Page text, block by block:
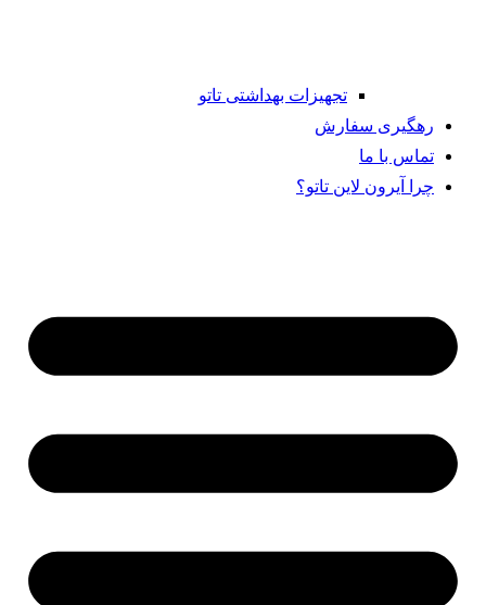
تجهیزات بهداشتی تاتو
رهگیری سفارش
تماس با ما
چرا آیرون لاین تاتو؟